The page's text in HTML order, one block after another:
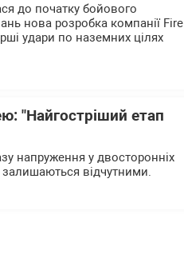
до початку бойового
нова розробка компанії Fire
удари по наземних цілях
"Найгостріший етап
напруження у двосторонніх
відчутними.